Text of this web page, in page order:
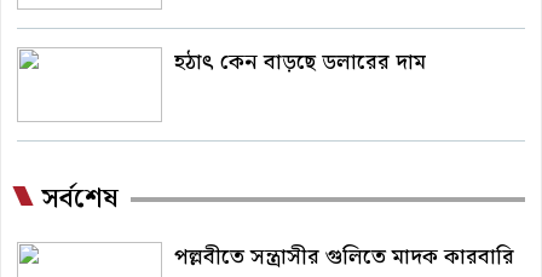
হঠাৎ কেন বাড়ছে ডলারের দাম
সর্বশেষ
পল্লবীতে সন্ত্রাসীর গুলিতে মাদক কারবারি